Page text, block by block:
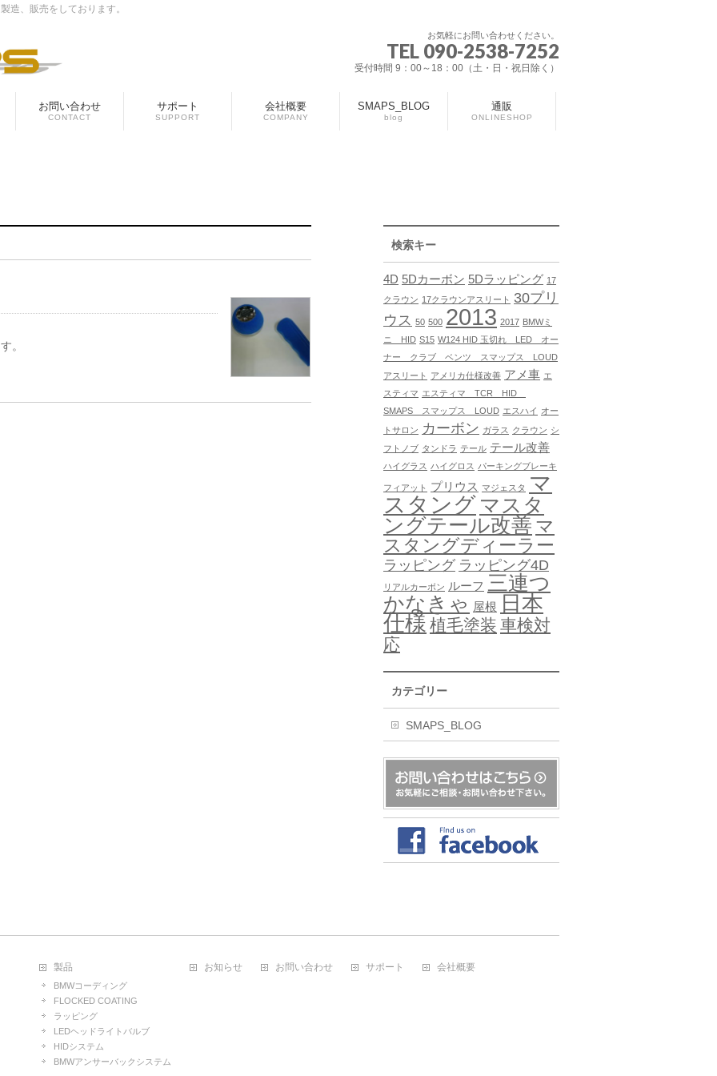
造、販売をしております。
お気軽にお問い合わせください。
TEL 090-2538-7252
受付時間 9：00～18：00（土・日・祝日除く）
お問い合わせ
CONTACT
サポート
SUPPORT
会社概要
COMPANY
SMAPS_BLOG
blog
通販
ONLINESHOP
。
検索キー
4D 5Dカーボン 5Dラッピング 17
クラウン 17クラウンアスリート
30プリ
ウス 50 500 2013 2017 BMWミ
ニ HID S15 W124 HID 玉切れ LED オー
ナー クラブ ベンツ スマップス LOUD
アスリート
アメリカ仕様改善 アメ車 エ
スティマ エスティマ TCR HID
SMAPS スマップス LOUD エスハイ オー
トサロン カーボン ガラス クラウン シ
フトノブ タンドラ テール テール改善
ハイグラス ハイグロス パーキングブレーキ
フィアット プリウス マジェスタ
マ
スタング マスタ
ングテール改善 マ
スタングディーラー
ラッピング ラッピング4D
リアルカーボン ルーフ 三連つ
かなきゃ 屋根
日本
仕様 植毛塗装 車検対
応
カテゴリー
SMAPS_BLOG
製品
BMWコーディング
FLOCKED COATING
ラッピング
LEDヘッドライトバルブ
HIDシステム
BMWアンサーバックシステム
お知らせ お問い合わせ サポート 会社概要